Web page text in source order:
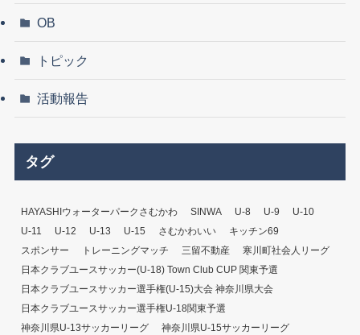
OB
トピック
活動報告
タグ
HAYASHIウォーターパークさむかわ SINWA U-8 U-9
U-10
U-11
U-12 U-13 U-15 さむかわいい
キッチン69
スポンサー
トレーニングマッチ 三留不動産
寒川町社会人リーグ
日本クラブユースサッカー(U-18) Town Club CUP 関東予選
日本クラブユースサッカー選手権(U-15)大会 神奈川県大会
日本クラブユースサッカー選手権U-18関東予選
神奈川県U-13サッカーリーグ
神奈川県U-15サッカーリーグ